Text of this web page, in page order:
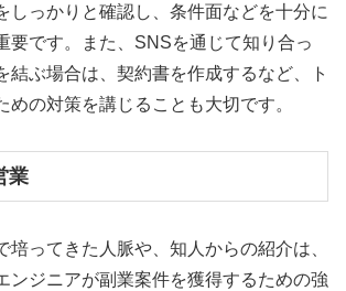
しっかりと確認し、条件面などを十分に
要です。また、SNSを通じて知り合っ
結ぶ場合は、契約書を作成するなど、ト
めの対策を講じることも大切です。
業
培ってきた人脈や、知人からの紹介は、
ンジニアが副業案件を獲得するための強